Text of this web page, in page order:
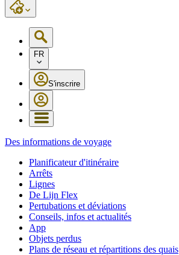
FR
S'inscrire
Des informations de voyage
Planificateur d'itinéraire
Arrêts
Lignes
De Lijn Flex
Pertubations et déviations
Conseils, infos et actualités
App
Objets perdus
Plans de réseau et répartitions des quais